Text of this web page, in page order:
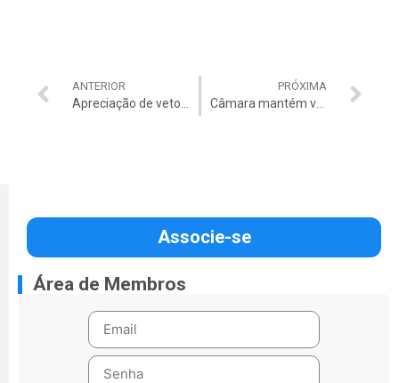
ANTERIOR
Apreciação de vetos será mais rápida
PRÓXIMA
Câmara mantém veto de Dilma
Associe-se
Área de Membros